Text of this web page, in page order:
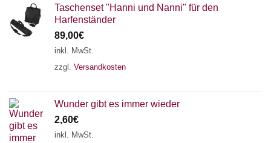
Taschenset "Hanni und Nanni" für den
Harfenständer
89,00€
inkl. MwSt.
zzgl. Versandkosten
Wunder gibt es immer wieder
2,60€
inkl. MwSt.